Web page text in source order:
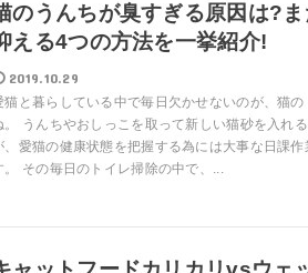
のうんちが臭すぎる原因は?
える4つの方法を一挙紹介!
2019.10.29
猫と暮らしている中で毎日欠かせないのが、猫の
。 うんちやおしっこを取って新しい猫砂を入れ
、愛猫の健康状態を把握する為には大事な日課作
。 その毎日のトイレ掃除の中で、...